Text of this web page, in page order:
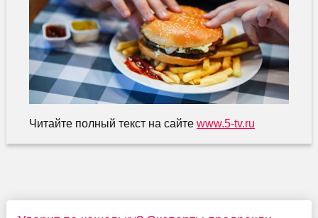
Читайте полный текст на сайте www.5-tv.ru